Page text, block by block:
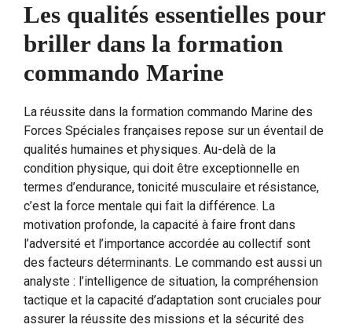
Les qualités essentielles pour
briller dans la formation
commando Marine
La réussite dans la formation commando Marine des
Forces Spéciales françaises repose sur un éventail de
qualités humaines et physiques. Au-delà de la
condition physique, qui doit être exceptionnelle en
termes d’endurance, tonicité musculaire et résistance,
c’est la force mentale qui fait la différence. La
motivation profonde, la capacité à faire front dans
l’adversité et l’importance accordée au collectif sont
des facteurs déterminants. Le commando est aussi un
analyste : l’intelligence de situation, la compréhension
tactique et la capacité d’adaptation sont cruciales pour
assurer la réussite des missions et la sécurité des